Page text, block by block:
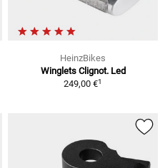
HeinzBikes
Winglets Clignot. Led
249,00 €1